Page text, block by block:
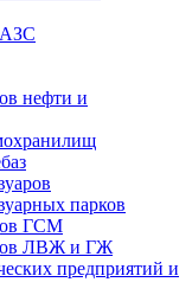
АЗС
нефти и
парков
ГСМ
ЛВЖ и ГЖ
предприятий и